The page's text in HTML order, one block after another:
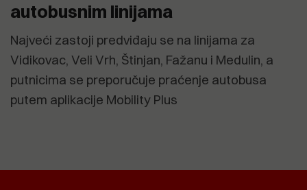
autobusnim linijama
Najveći zastoji predviđaju se na linijama za
Vidikovac, Veli Vrh, Štinjan, Fažanu i Medulin, a
putnicima se preporučuje praćenje autobusa
putem aplikacije Mobility Plus